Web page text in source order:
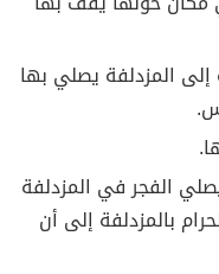
المزدلفة يصلي بها
ذي الحجة. يصلي الفجر في المزدلفة
بالمزدلفة إلى أن